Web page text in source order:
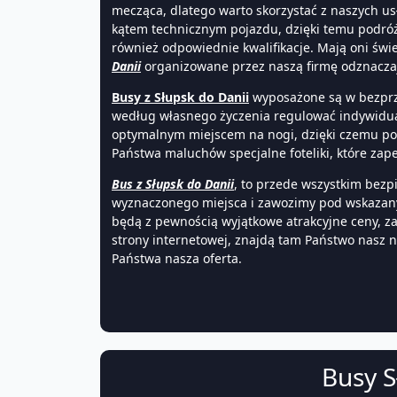
mecząca, dlatego warto skorzystać z naszych
kątem technicznym pojazdu, dzięki temu
również odpowiednie kwalifikacje. Mają oni
Daniiorganizowane przez naszą firmę
Busy z Słupsk do Danii wyposażone są w
według własnego życzenia regulować
optymalnym miejscem na nogi, dzięki czemu
Państwa maluchów specjalne foteliki, które
Bus z Słupsk do Danii, to przede wszystkim
wyznaczonego miejsca i zawozimy pod
będą z pewnością wyjątkowe atrakcyjne ceny,
strony internetowej, znajdą tam Państwo nasz
Państwa nasza oferta.
Busy